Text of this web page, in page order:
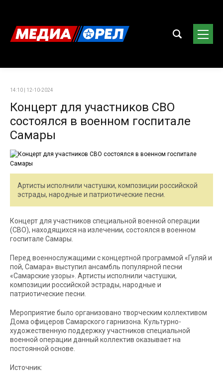
14:10 | 12-10-2024
Концерт для участников СВО
состоялся в военном госпитале
Самары
Артисты исполнили частушки, композиции российской
эстрады, народные и патриотические песни.
Концерт для участников специальной военной операции
(СВО), находящихся на излечении, состоялся в военном
госпитале Самары.
Перед военнослужащими с концертной программой «Гуляй и
пой, Самара» выступил ансамбль популярной песни
«Самарские узоры». Артисты исполнили частушки,
композиции российской эстрады, народные и
патриотические песни.
Мероприятие было организовано творческим коллективом
Дома офицеров Самарского гарнизона. Культурно-
художественную поддержку участников специальной
военной операции данный коллектив оказывает на
постоянной основе.
Источник: